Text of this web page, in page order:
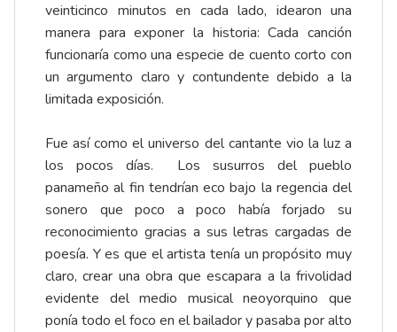
veinticinco minutos en cada lado, idearon una
manera para exponer la historia: Cada canción
funcionaría como una especie de cuento corto con
un argumento claro y contundente debido a la
limitada exposición.
Fue así como el universo del cantante vio la luz a
los pocos días. Los susurros del pueblo
panameño al fin tendrían eco bajo la regencia del
sonero que poco a poco había forjado su
reconocimiento gracias a sus letras cargadas de
poesía. Y es que el artista tenía un propósito muy
claro, crear una obra que escapara a la frivolidad
evidente del medio musical neoyorquino que
ponía todo el foco en el bailador y pasaba por alto